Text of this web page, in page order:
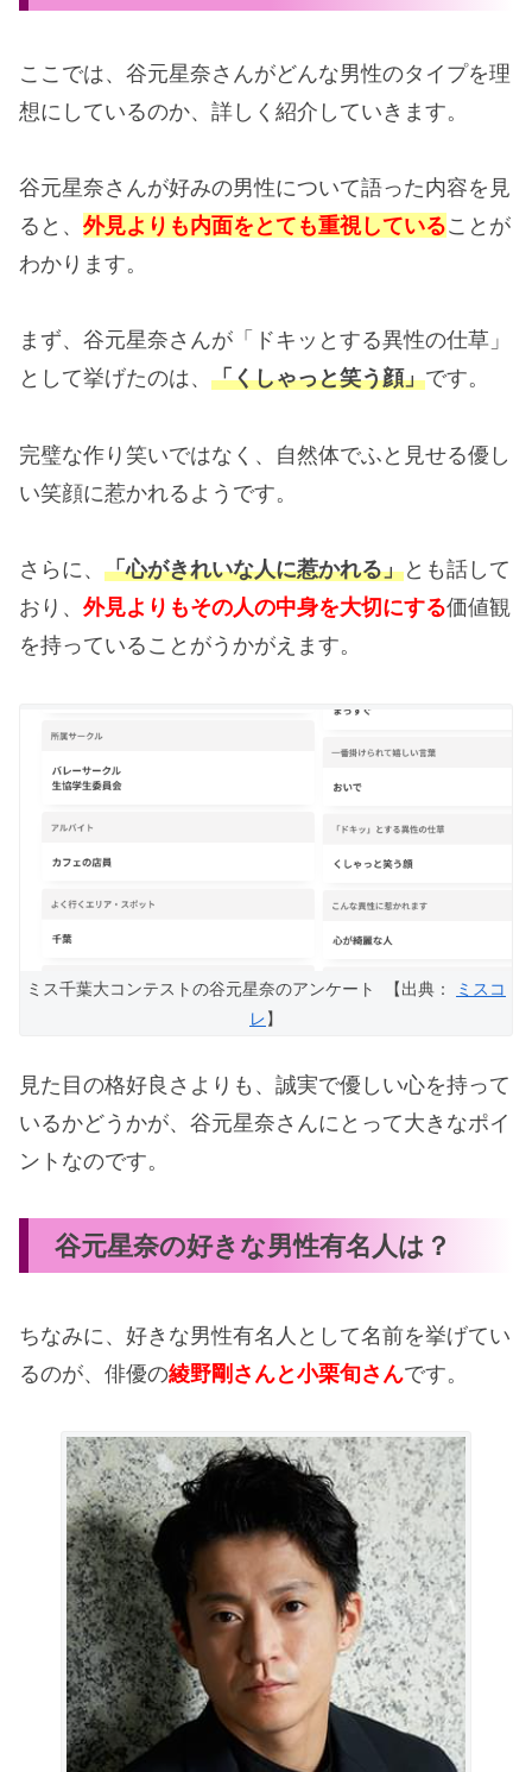
ここでは、谷元星奈さんがどんな男性のタイプを理
想にしているのか、詳しく紹介していきます。
谷元星奈さんが好みの男性について語った内容を見
ると、 外見よりも内面をとても重視していることが
わかります。
まず、谷元星奈さんが「ドキッとする異性の仕草」
として挙げたのは、 「くしゃっと笑う顔」です。
完璧な作り笑いではなく、自然体でふと見せる優し
い笑顔に惹かれるようです。
さらに、 「心がきれいな人に惹かれる」とも話して
おり、 外見よりもその人の中身を大切にする価値観
を持っていることがうかがえます。
ミス千葉大コンテストの谷元星奈のアンケート 【出典：
ミスコ
レ】
見た目の格好良さよりも、誠実で優しい心を持って
いるかどうかが、谷元星奈さんにとって大きなポイ
ントなのです。
谷元星奈の好きな男性有名人は？
ちなみに、好きな男性有名人として名前を挙げてい
るのが、俳優の綾野剛さんと小栗旬さんです。